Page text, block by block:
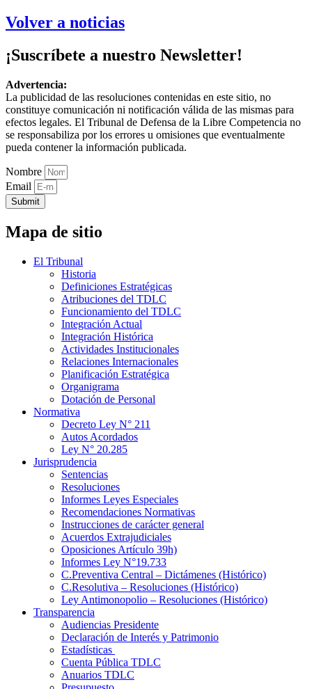
Volver a noticias
¡Suscríbete a nuestro Newsletter!
Advertencia:
La publicidad de las resoluciones contenidas en este sitio, no
constituye comunicación ni notificación válida de las mismas para
efectos legales. El Tribunal de Defensa de la Libre Competencia no
se responsabiliza por los errores u omisiones que eventualmente
pueda contener la información publicada.
Nombre
Email
Submit
Mapa de sitio
El Tribunal
Historia
Definiciones Estratégicas
Atribuciones del TDLC
Funcionamiento del TDLC
Integración Actual
Integración Histórica
Actividades Institucionales
Relaciones Internacionales
Planificación Estratégica
Organigrama
Dotación de Personal
Normativa
Decreto Ley N° 211
Autos Acordados
Ley N° 20.285
Jurisprudencia
Sentencias
Resoluciones
Informes Leyes Especiales
Recomendaciones Normativas
Instrucciones de carácter general
Acuerdos Extrajudiciales
Oposiciones Artículo 39h)
Informes Ley N°19.733
C.Preventiva Central – Dictámenes (Histórico)
C.Resolutiva – Resoluciones (Histórico)
Ley Antimonopolio – Resoluciones (Histórico)
Transparencia
Audiencias Presidente
Declaración de Interés y Patrimonio
Estadísticas
Cuenta Pública TDLC
Anuarios TDLC